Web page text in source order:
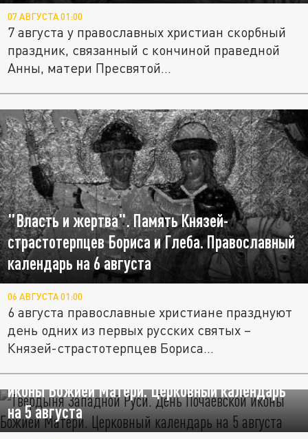
07 АВГУСТА 01:00
7 августа у православных христиан скорбный
праздник, связанный с кончиной праведной
Анны, матери Пресвятой...
"Власть и жертва". Память Князей-
страстотерпцев Бориса и Глеба. Православный
календарь на 6 августа
06 АВГУСТА 01:00
6 августа православные христиане празднуют
день одних из первых русских святых –
Князей-страстотерпцев Бориса...
"Твердыня Западной Руси". День Почаевской
иконы Божией Матери. Церковный календарь
на 5 августа